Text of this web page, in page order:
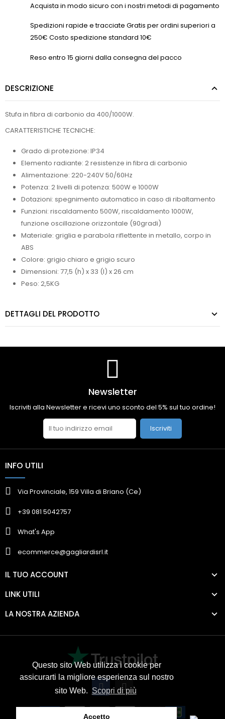
Questo sito Web utilizza i cookie per
assicurarti la migliore esperienza sul nostro
sito Web. Scopri di più
Accetto
Acquista in modo sicuro con i nostri metodi di pagamento
Spedizioni rapide e tracciate Gratis per ordini superiori a
250€ Costo spedizione standard 10€
Reso entro 15 giorni dalla consegna del pacco
DESCRIZIONE
Stufa in fibra di carbonio da 400/1000W.
CARATTERISTICHE TECNICHE:
Grado di protezione: IP34
Elemento radiante: 2 resistenze in fibra di carbonio
Alimentazione: 220-240V 50/60Hz
Potenza: 2 livelli di potenza: 500W e 1000W
Dotazioni: spegnimento automatico in caso di ribaltamento
Funzioni: riscaldamento 500W, riscaldamento 1000W,
funzione oscillazione orizzontale (90gradi)
Materiale: griglia e parabola riflettente in metallo, corpo in
ABS
Colore: grigio chiaro e grigio scuro
Dimensioni: 77,5 (h) x 33 (l) x 26 cm
Peso: 2,5KG
DETTAGLI DEL PRODOTTO
Newsletter
Iscriviti alla Newsletter e ricevi uno sconto del 5% sul tuo ordine!
Iscriviti
INFO UTILI
Via Provinciale, 159 Villa di Briano (Ce)
+39 081 5042757
What's App
ecommerce@gagliardisrl.it
IL TUO ACCOUNT
LINK UTILI
LA NOSTRA AZIENDA